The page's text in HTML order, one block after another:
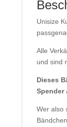
Unisize
Alle
und sind
Dieses
Spender
Wer also